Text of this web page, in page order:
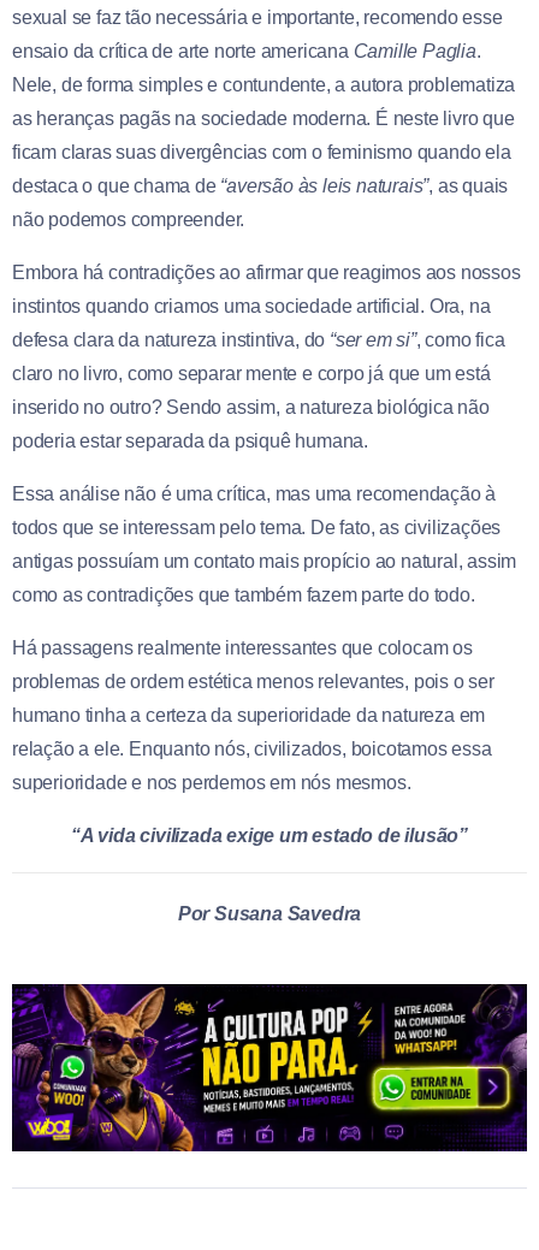
sexual se faz tão necessária e importante, recomendo esse
ensaio da crítica de arte norte americana Camille Paglia.
Nele, de forma simples e contundente, a autora problematiza
as heranças pagãs na sociedade moderna. É neste livro que
ficam claras suas divergências com o feminismo quando ela
destaca o que chama de “aversão às leis naturais”, as quais
não podemos compreender.
Embora há contradições ao afirmar que reagimos aos nossos
instintos quando criamos uma sociedade artificial. Ora, na
defesa clara da natureza instintiva, do “ser em si”, como fica
claro no livro, como separar mente e corpo já que um está
inserido no outro? Sendo assim, a natureza biológica não
poderia estar separada da psiquê humana.
Essa análise não é uma crítica, mas uma recomendação à
todos que se interessam pelo tema. De fato, as civilizações
antigas possuíam um contato mais propício ao natural, assim
como as contradições que também fazem parte do todo.
Há passagens realmente interessantes que colocam os
problemas de ordem estética menos relevantes, pois o ser
humano tinha a certeza da superioridade da natureza em
relação a ele. Enquanto nós, civilizados, boicotamos essa
superioridade e nos perdemos em nós mesmos.
“A vida civilizada exige um estado de ilusão”
Por Susana Savedra